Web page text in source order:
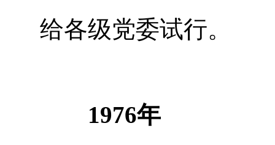
给各级党委试行。
1976年